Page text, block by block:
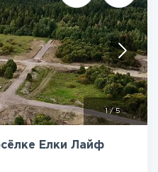
1/5
Елки Лайф